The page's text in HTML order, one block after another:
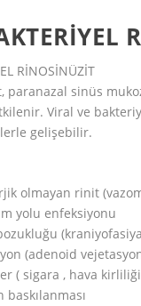
RİNOSİNÜZİT
sinüs
Viral ve
gelişebilir.
olmayan rinit
yolu enfeksiyonu
(adenoid
( sigara , hava